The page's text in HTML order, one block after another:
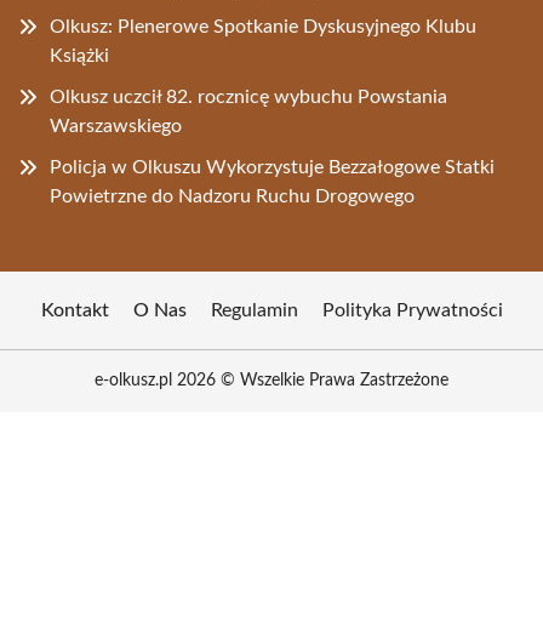
Olkusz: Plenerowe Spotkanie Dyskusyjnego Klubu
Książki
Olkusz uczcił 82. rocznicę wybuchu Powstania
Warszawskiego
Policja w Olkuszu Wykorzystuje Bezzałogowe Statki
Powietrzne do Nadzoru Ruchu Drogowego
Kontakt O Nas Regulamin Polityka Prywatności
e-olkusz.pl 2026 © Wszelkie Prawa Zastrzeżone